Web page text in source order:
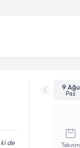
de
9 Ağu
Paz
Takvim